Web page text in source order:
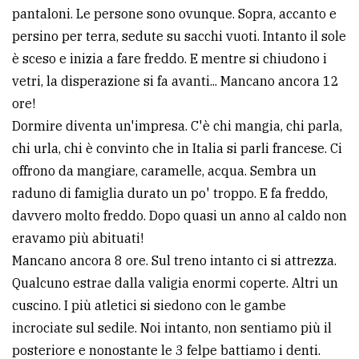
pantaloni. Le persone sono ovunque. Sopra, accanto e
persino per terra, sedute su sacchi vuoti. Intanto il sole
è sceso e inizia a fare freddo. E mentre si chiudono i
vetri, la disperazione si fa avanti... Mancano ancora 12
ore!
Dormire diventa un'impresa. C'è chi mangia, chi parla,
chi urla, chi è convinto che in Italia si parli francese. Ci
offrono da mangiare, caramelle, acqua. Sembra un
raduno di famiglia durato un po' troppo. E fa freddo,
davvero molto freddo. Dopo quasi un anno al caldo non
eravamo più abituati!
Mancano ancora 8 ore. Sul treno intanto ci si attrezza.
Qualcuno estrae dalla valigia enormi coperte. Altri un
cuscino. I più atletici si siedono con le gambe
incrociate sul sedile. Noi intanto, non sentiamo più il
posteriore e nonostante le 3 felpe battiamo i denti.